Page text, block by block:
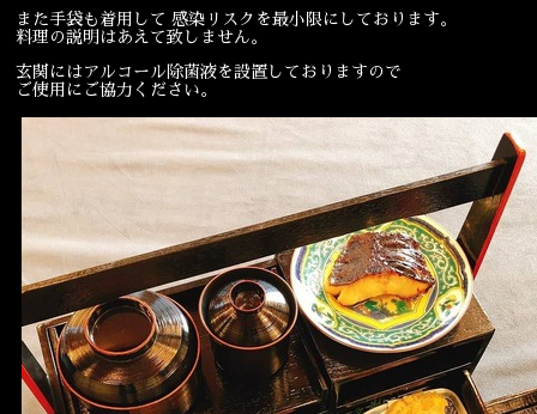
また手袋も着用して 感染リスクを最小限にしております。
料理の説明はあえて致しません。
玄関にはアルコール除菌液を設置しておりますので
ご使用にご協力ください。